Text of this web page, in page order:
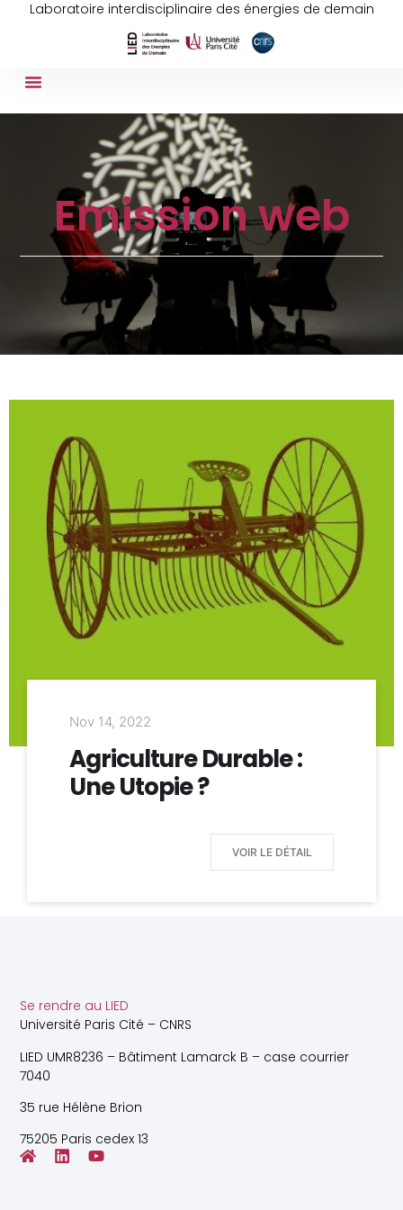
Laboratoire interdisciplinaire des énergies de demain
Emission web
Nov 14, 2022
Agriculture Durable :
Une Utopie ?
VOIR LE DÉTAIL
Se rendre au LIED
Université Paris Cité – CNRS
LIED UMR8236 – Bâtiment Lamarck B – case courrier
7040
35 rue Hélène Brion
75205 Paris cedex 13